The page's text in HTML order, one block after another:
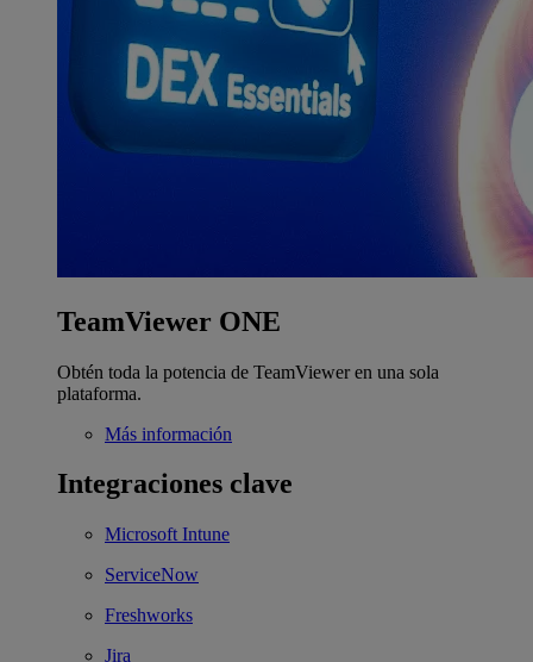
TeamViewer ONE
Obtén toda la potencia de TeamViewer en una sola
plataforma.
Más información
Integraciones clave
Microsoft Intune
ServiceNow
Freshworks
Jira